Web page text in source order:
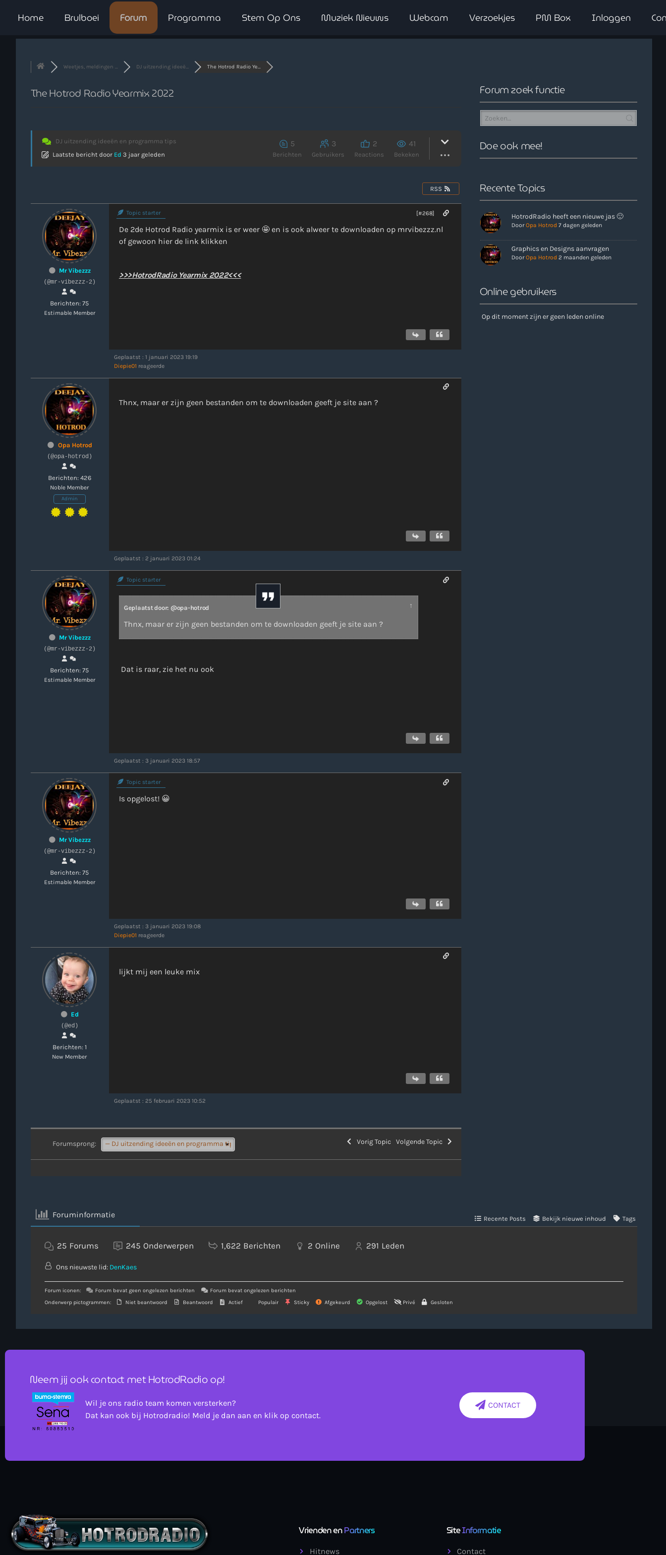
Home Brulboei Forum Programma Stem Op Ons Muziek Nieuws Webcam Verzoekjes PM Box Inloggen
more_vert
Non-Stop verzoekjes aanvragen. Klik in het menu op Verzoekjes.
Weetjes, meldingen ... DJ uitzending ideeë... The Hotrod Radio Ye...
The Hotrod Radio Yearmix 2022
DJ uitzending ideeën en programma tips
Laatste bericht door Ed 3 jaar geleden
5
Berichten
3
Gebruikers
2
Reactions
41
Bekeken
RSS
Mr Vibezzz
(@mr-vibezzz-2)
Berichten: 75
Estimable Member
Topic starter [#268]
De 2de Hotrod Radio yearmix is er weer 🤩 en is ook alweer te downloaden op mrvibezzz.nl
of gewoon hier de link klikken
>>>HotrodRadio Yearmix 2022<<<
Geplaatst : 1 januari 2023 19:19
Diepie01 reageerde
Opa Hotrod
(@opa-hotrod)
Berichten: 426
Noble Member
Admin
Thnx, maar er zijn geen bestanden om te downloaden geeft je site aan ?
Geplaatst : 2 januari 2023 01:24
Mr Vibezzz
(@mr-vibezzz-2)
Berichten: 75
Estimable Member
Topic starter
Geplaatst door: @opa-hotrod ↑
Thnx, maar er zijn geen bestanden om te downloaden geeft je site aan ?
Dat is raar, zie het nu ook
Geplaatst : 3 januari 2023 18:57
Mr Vibezzz
(@mr-vibezzz-2)
Berichten: 75
Estimable Member
Topic starter
Is opgelost! 😀
Geplaatst : 3 januari 2023 19:08
Diepie01 reageerde
Ed
(@ed)
Berichten: 1
New Member
lijkt mij een leuke mix
Geplaatst : 25 februari 2023 10:52
Forumsprong: Vorig Topic Volgende Topic
Forum zoek functie
Doe ook mee!
Recente Topics
HotrodRadio heeft een nieuwe jas 🙂
DoorOpa Hotrod 7 dagen geleden
Graphics en Designs aanvragen
DoorOpa Hotrod 2 maanden geleden
Online gebruikers
Op dit moment zijn er geen leden online
Foruminformatie Recente Posts Bekijk nieuwe inhoud Tags
25 Forums 245 Onderwerpen 1,622 Berichten 2 Online 291 Leden
Ons nieuwste lid: DenKaes
Forum iconen: Forum bevat geen ongelezen berichten
Forum bevat ongelezen berichten
Onderwerp pictogrammen:
Niet beantwoord Beantwoord Actief Populair Sticky Afgekeurd Opgelost Privé Gesloten
Neem jij ook contact met HotrodRadio op!
Wil je ons radio team komen versterken?
Dat kan ook bij Hotrodradio! Meld je dan aan en klik op contact.
CONTACT
Vrienden enPartners
Hitnews
SiteInformatie
Contact